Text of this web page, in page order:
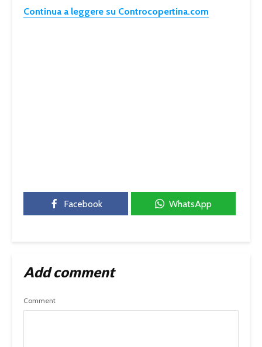
Continua a leggere su Controcopertina.com
Facebook WhatsApp
Add comment
Comment